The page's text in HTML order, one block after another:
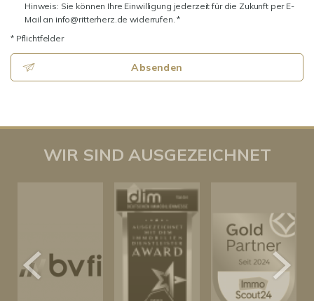
Hinweis: Sie können Ihre Einwilligung jederzeit für die Zukunft per E-
Mail an info@ritterherz.de widerrufen. *
* Pflichtfelder
Absenden
WIR SIND AUSGEZEICHNET